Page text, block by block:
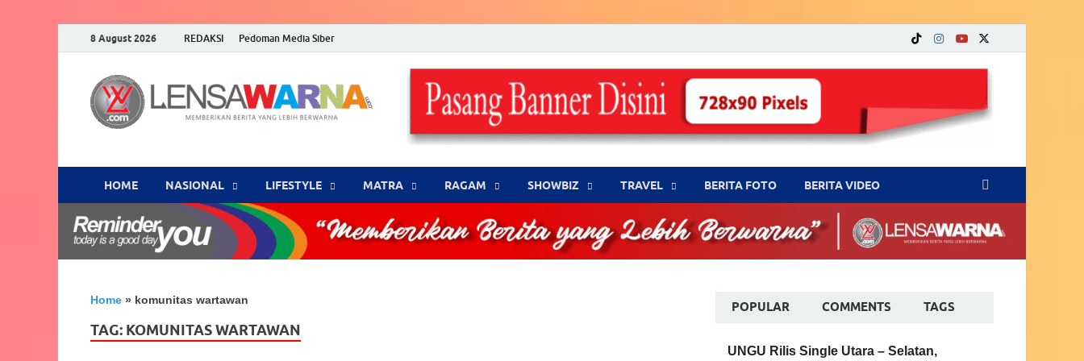
8 August 2026 REDAKSI Pedoman Media Siber
LENSA WARNA .com
Memberikan Berita yang Lebih Berwarna
HOME NASIONAL ‎LIFESTYLE MATRA ‎RAGAM ‎SHOWBIZ ‎TRAVEL BERITA FOTO BERITA VIDEO
Home » komunitas wartawan
TAG: KOMUNITAS WARTAWAN
POPULAR COMMENTS TAGS
UNGU Rilis Single Utara – Selatan,